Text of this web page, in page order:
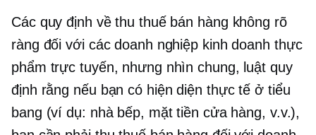
Các quy định về thu thuế bán hàng không rõ
ràng đối với các doanh nghiệp kinh doanh thực
phẩm trực tuyến, nhưng nhìn chung, luật quy
định rằng nếu bạn có hiện diện thực tế ở tiểu
bang (ví dụ: nhà bếp, mặt tiền cửa hàng, v.v.),